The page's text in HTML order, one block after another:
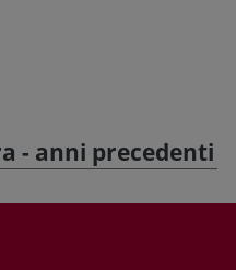
- anni precedenti